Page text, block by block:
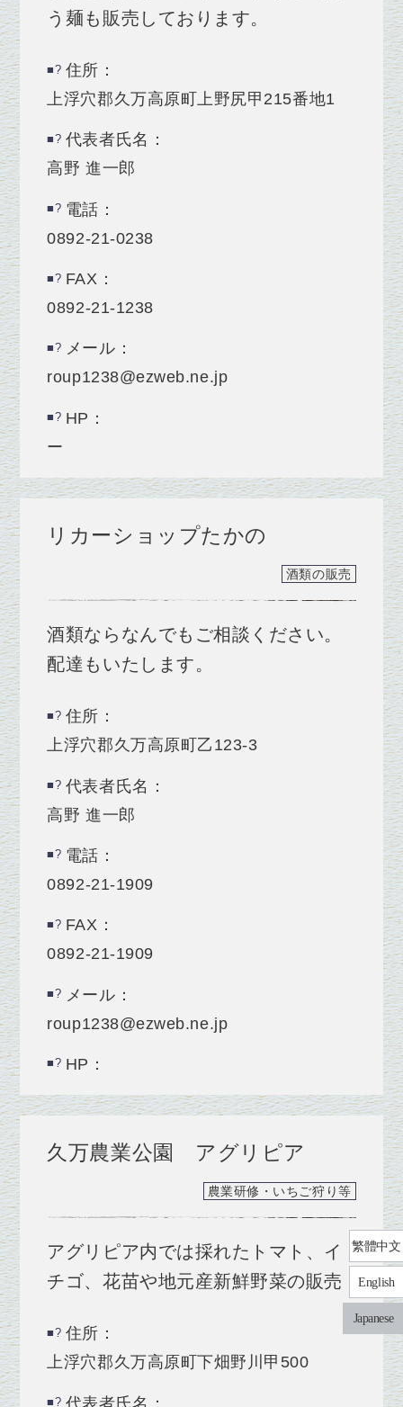
繁體中文
English
Japanese
う麺も販売しております。
住所：
上浮穴郡久万高原町上野尻甲215番地1
代表者氏名：
高野 進一郎
電話：
0892-21-0238
FAX：
0892-21-1238
メール：
roup1238@ezweb.ne.jp
HP：
ー
リカーショップたかの
酒類の販売
酒類ならなんでもご相談ください。
配達もいたします。
住所：
上浮穴郡久万高原町乙123‐3
代表者氏名：
高野 進一郎
電話：
0892-21-1909
FAX：
0892-21-1909
メール：
roup1238@ezweb.ne.jp
HP：
久万農業公園 アグリピア
農業研修・いちご狩り等
アグリピア内では採れたトマト、イ
チゴ、花苗や地元産新鮮野菜の販売
住所：
上浮穴郡久万高原町下畑野川甲500
代表者氏名：